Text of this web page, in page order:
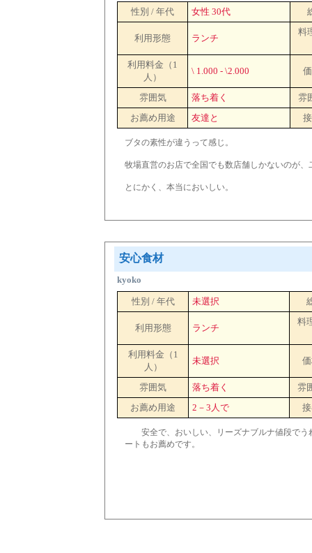
性別 / 年代 女性 30代
利用形態 ランチ
料
利用料金（1
人）
\ 1.000 - \2.000
雰囲気 落ち着く
雰
お薦め用途
友達と
ブタの素性が違うって感じ。
牧場直営のお店で全国でも数店舗しかないのが
とにかく、本当においしい。
安心食材
kyoko
性別 / 年代 未選択
利用形態 ランチ
料
利用料金（1
人）
未選択
雰囲気 落ち着く
雰
お薦め用途
2－3人で
安全で、おいしい、リーズナブルナ値段でう
ートもお薦めです。